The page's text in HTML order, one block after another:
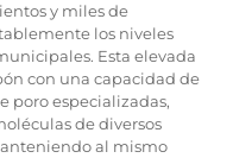
y miles de
los niveles
Esta elevada
con una capacidad de
poro especializadas,
de diversos
al mismo